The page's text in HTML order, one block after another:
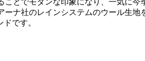
ナ社のレインシステムのウール生
です。